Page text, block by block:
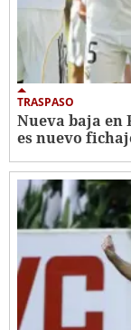
TRASPASO
Nueva baja en
es nuevo